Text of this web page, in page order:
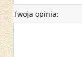
Twoja opinia: